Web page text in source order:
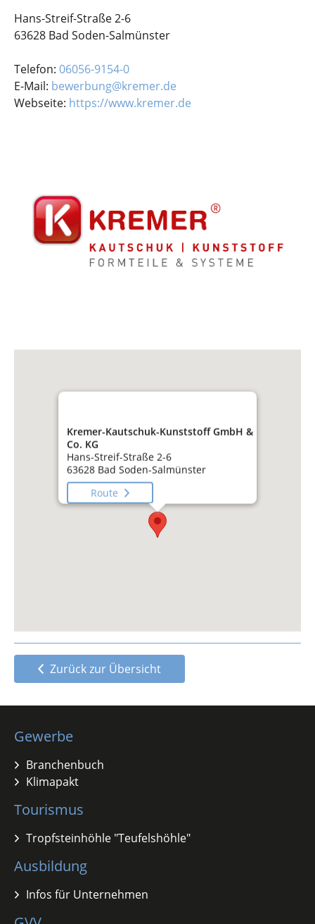
Hans-Streif-Straße 2-6
63628 Bad Soden-Salmünster
Telefon: 06056-9154-0
E-Mail: bewerbung@kremer.de
Webseite: https://www.kremer.de
Kremer-Kautschuk-Kunststoff GmbH &
Co. KG
Hans-Streif-Straße 2-6
63628 Bad Soden-Salmünster
Route
Zurück zur Übersicht
Gewerbe
Branchenbuch
Klimapakt
Tourismus
Tropfsteinhöhle "Teufelshöhle"
Ausbildung
Infos für Unternehmen